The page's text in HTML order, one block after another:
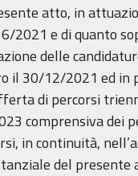
atto, in
2021 e di quanto
delle
il 30/12/2021 ed in
di percorsi
comprensiva dei
in continuità,
del presente